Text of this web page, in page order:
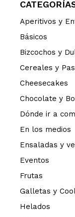
Aperitivos y
Básicos
Bizcochos y
Cereales y
Cheesecakes
Chocolate y
Dónde ir a
En los medios
Ensaladas y
Eventos
Frutas
Galletas y
Helados